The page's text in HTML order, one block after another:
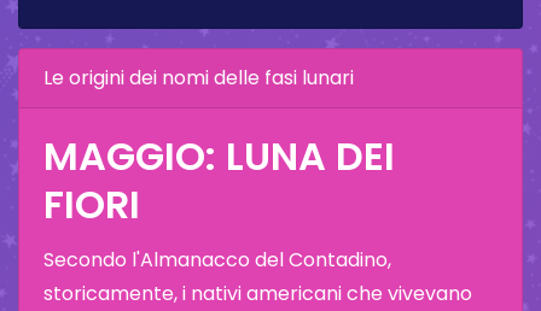
Le origini dei nomi delle fasi lunari
MAGGIO: LUNA DEI
FIORI
Secondo l'Almanacco del Contadino,
storicamente, i nativi americani che vivevano